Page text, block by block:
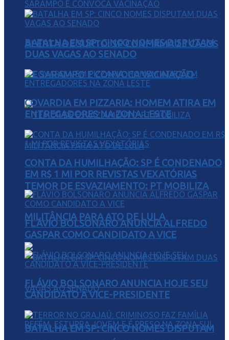
ALERTA DE SURTO: SP CONFIRMA 23 CASOS
DE SARAMPO E CONVOCA VACINAÇÃO
TEMOR DE ESVAZIAMENTO: PT MOBILIZA
MILITÂNCIA PARA ATO DE LULA
BATALHA EM SP: CINCO NOMES DISPUTAM
BATALHA EM SP: CINCO NOMES DISPUTAM
DUAS VAGAS AO SENADO
COVARDIA EM PIZZARIA: HOMEM ATIRA EM
ENTREGADORES NA ZONA LESTE
CONTA DA HUMILHAÇÃO: SP É CONDENADO
EM R$ 1 MI POR REVISTAS VEXATÓRIAS
FLÁVIO BOLSONARO ANUNCIA ALFREDO
GASPAR COMO CANDIDATO A VICE
FLÁVIO BOLSONARO ANUNCIA HOJE SEU
CANDIDATO A VICE-PRESIDENTE